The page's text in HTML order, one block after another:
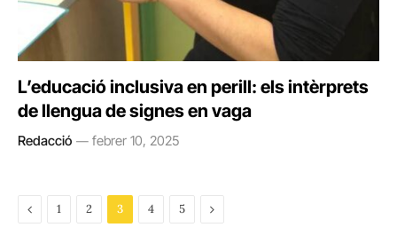
L’educació inclusiva en perill: els intèrprets
de llengua de signes en vaga
Redacció febrer 10, 2025
Previous
1 2 3 4 5 Next